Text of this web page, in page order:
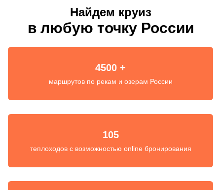
Найдем круиз
в любую точку России
4500 +
маршрутов по рекам и озерам России
105
теплоходов с возможностью online бронирования